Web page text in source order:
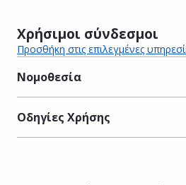
Χρήσιμοι σύνδεσμοι
Προσθήκη στις επιλεγμένες
Νομοθεσία
Οδηγίες Χρήσης